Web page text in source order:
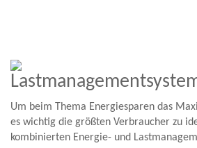
Um beim Thema Energiesparen das
es wichtig die größten Verbraucher zu
kombinierten Energie- und